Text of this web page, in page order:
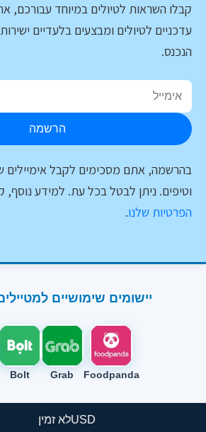
קבלו השראות לטיולים במיוחד עבורכם,
עדכניים לטיולים ומבצעים בלעדיים
הנכנס.
הרשמה
בהרשמה, אתם מסכימים לקבל אימיילים
וטיפים. ניתן לבטל בכל עת. למידע נוסף,
הפרטיות שלנו.
יישומים שימושיים
Foodpanda
Grab
Bolt
USDלא זמין